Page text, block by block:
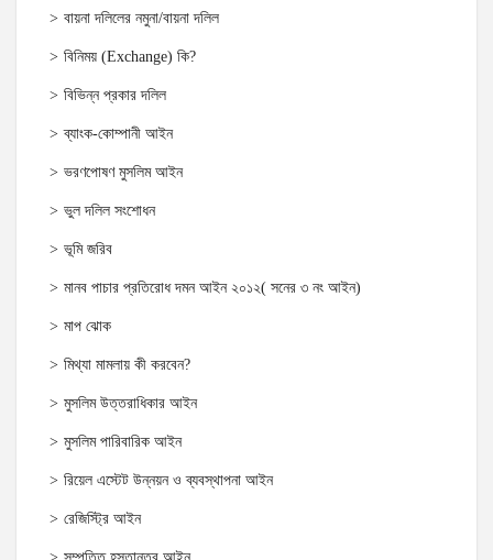
বায়না দলিলের নমুনা/বায়না দলিল
বিনিময় (Exchange) কি?
বিভিন্ন প্রকার দলিল
ব্যাংক-কোম্পানী আইন
ভরণপোষণ মুসলিম আইন
ভুল দলিল সংশোধন
ভূমি জরিব
মানব পাচার প্রতিরোধ দমন আইন ২০১২( সনের ৩ নং আইন)
মাপ ঝোক
মিথ্যা মামলায় কী করবেন?
মুসলিম উত্তরাধিকার আইন
মুসলিম পারিবারিক আইন
রিয়েল এস্টেট উন্নয়ন ও ব্যবস্থাপনা আইন
রেজিস্ট্রি আইন